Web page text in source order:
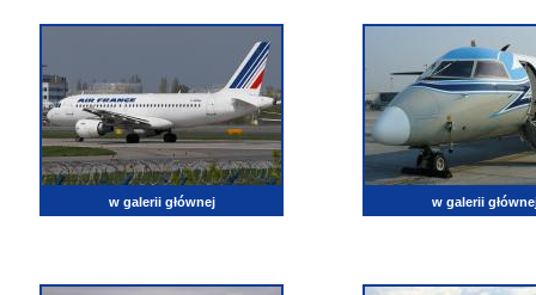
w galerii głównej w galerii